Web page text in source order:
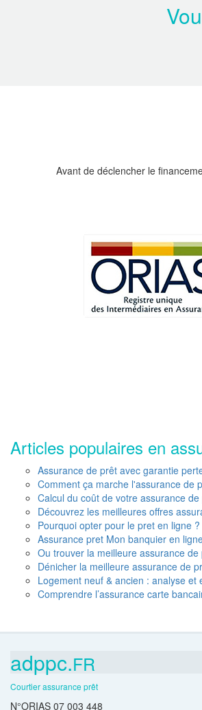
Avant de déclencher le
Articles populaires en
Assurance de prêt avec garantie
Comment ça marche l'assurance de
Calcul du coût de votre assurance
Découvrez les meilleures offres
Pourquoi opter pour le pret en ligne ?
Assurance pret Mon banquier en
Ou trouver la meilleure assurance de
Dénicher la meilleure assurance de
Logement neuf & ancien : analyse et
Comprendre l’assurance carte
adppc.FR
Courtier assurance prêt
N°ORIAS 07 003 448